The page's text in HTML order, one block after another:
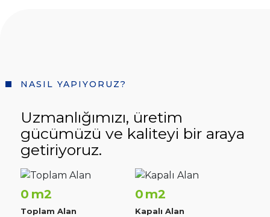
NASIL YAPIYORUZ?
Uzmanlığımızı, üretim
gücümüzü ve kaliteyi bir araya
getiriyoruz.
0 m2
Toplam Alan
0 m2
Kapalı Alan